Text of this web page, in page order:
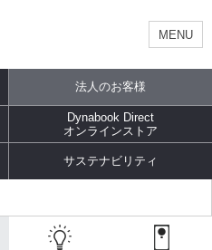
MENU
法人のお客様
Dynabook Direct
オンラインストア
サステナビリティ